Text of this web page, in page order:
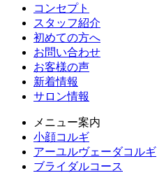
コンセプト
スタッフ紹介
初めての方へ
お問い合わせ
お客様の声
新着情報
サロン情報
メニュー案内
小顔コルギ
アーユルヴェーダコルギ
ブライダルコース